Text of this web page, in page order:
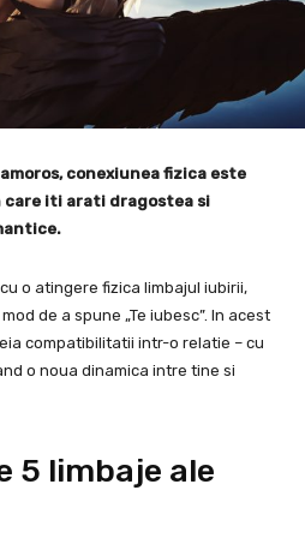
conexiunea fizica este
iti arati dragostea si
o atingere fizica limbajul iubirii,
de a spune „Te iubesc”. In acest
compatibilitatii intr-o relatie – cu
o noua dinamica intre tine si
5 limbaje ale